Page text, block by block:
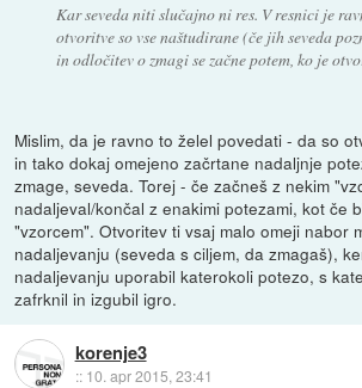
Kar seveda niti slučajno ni res. V resnici je
otvoritve so vse naštudirane (če jih seveda
in odločitev o zmagi se začne potem, ko je
Mislim, da je ravno to želel povedati - da so
in tako dokaj omejeno začrtane nadaljnje
zmage, seveda. Torej - če začneš z nekim
nadaljeval/končal z enakimi potezami, kot če
"vzorcem". Otvoritev ti vsaj malo omeji nabor
nadaljevanju (seveda s ciljem, da zmagaš),
nadaljevanju uporabil katerokoli potezo, s
zafrknil in izgubil igro.
korenje3
:: 10. apr 2015, 23:41